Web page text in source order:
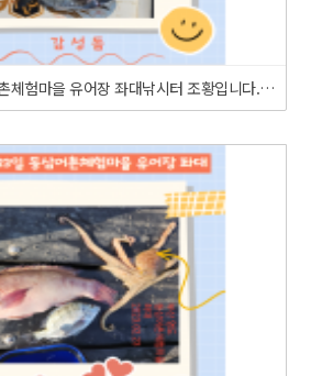
2023년 2월 24일 동삼어촌체험마을 유어장 좌대낚시터 조황입니다.